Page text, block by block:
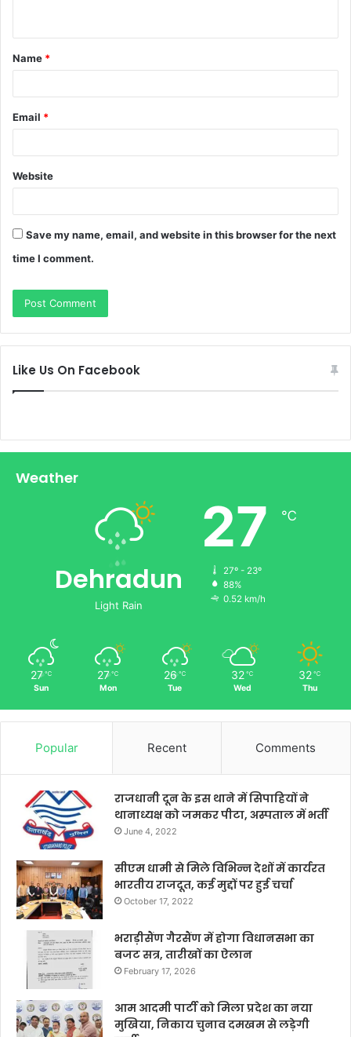
t
*
Name *
Email *
Website
Save my name, email, and website in this browser for the next
time I comment.
Like Us On Facebook
Weather
Dehradun
Light Rain
27 ℃
27º - 23º
88%
0.52 km/h
27 ℃
Sun
27 ℃
Mon
26 ℃
Tue
32 ℃
Wed
32 ℃
Thu
Popular Recent Comments
राजधानी दून के इस थाने में सिपाहियों ने
थानाध्यक्ष को जमकर पीटा, अस्पताल में भर्ती
June 4, 2022
सीएम धामी से मिले विभिन्न देशों में कार्यरत
भारतीय राजदूत, कई मुद्दों पर हुई चर्चा
October 17, 2022
भराड़ीसैंण गैरसैंण में होगा विधानसभा का
बजट सत्र, तारीखों का ऐलान
February 17, 2026
आम आदमी पार्टी को मिला प्रदेश का नया
मुखिया, निकाय चुनाव दमखम से लड़ेगी